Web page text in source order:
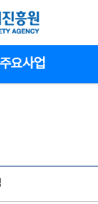
주요사업